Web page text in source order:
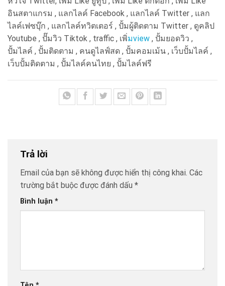
อินสตาแกรม , แลกไลค์ Facebook , แลกไลค์ Twitter , แลก
ไลค์เฟซบุ๊ก , แลกไลค์ทวิตเตอร์ , ปั้มผู้ติดตาม Twitter , ดูคลิป
Youtube , ปั๊มวิว Tiktok , traffic , เพิ่มview , ปั้มยอดวิว ,
ปั้มไลค์ , ปั้มติดตาม , คนดูไลฟ์สด , ปั้มคอมเม้น , เว็บปั้มไลค์ ,
เว็บปั้มติดตาม , ปั้มไลค์คนไทย , ปั้มไลค์ฟรี
Trả lời
Email của bạn sẽ không được hiển thị công khai. Các
trường bắt buộc được đánh dấu *
Bình luận *